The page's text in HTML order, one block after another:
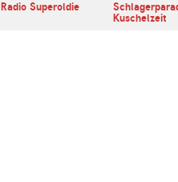
Radio Superoldie
Kuschelzeit